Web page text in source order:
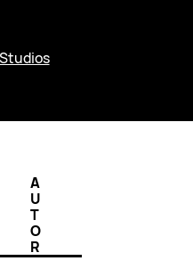
A
U
T
O
R